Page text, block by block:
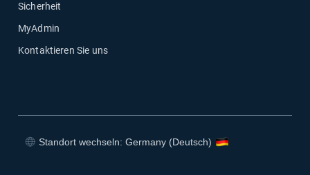
Sicherheit
MyAdmin
Kontaktieren Sie uns
Standort wechseln: Germany (Deutsch)